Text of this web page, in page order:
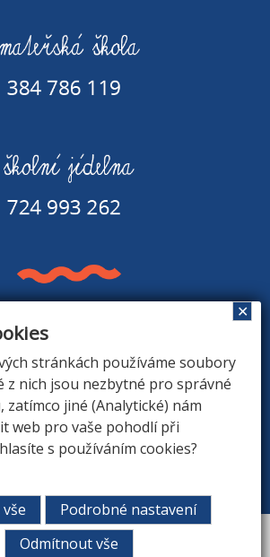
a Mateřská škola v Rapšachu
378 07 Rapšach 290
48.8779183N, 14.9374494E
|ZÁKLADNÍ ŠKOLA|MATEŘSKÁ
ARGON systems
stránkách používáme soubory
z nich jsou nezbytné pro správné
jiné (Analytické) nám
web pro vaše pohodlí při
s používáním cookies?
Podrobné nastavení
Odmítnout vše
✕